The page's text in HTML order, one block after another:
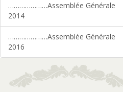
…………………Assemblée Générale
2014
…………………Assemblée Générale
2016